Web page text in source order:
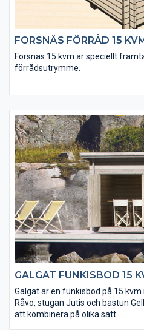
FORSNÄS FÖRRÅD 15
Forsnäs 15 kvm är speciellt
förrådsutrymme.
• Golvet och takpanelen är
• Virket är av tålig senvuxen fura
• Robusta takåsar (45×145 mm)
• Levereras med dubbeldörr
• Fönster och extra timmervarv
• Takpaket med eller utan shingel
GALGAT FUNKISBOD 15
Galgat är en funkisbod på 15
Råvo, stugan Jutis och bastun
att kombinera på olika sätt.